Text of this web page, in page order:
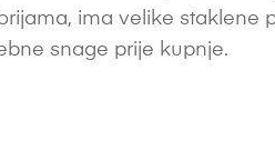
ima velike staklene
snage prije kupnje.